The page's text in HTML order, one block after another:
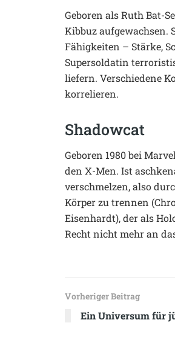
Geboren als Ruth Bat-
Kibbuz aufgewachsen.
Fähigkeiten – Stärke,
Supersoldatin
liefern. Verschiedene
korrelieren.
Shadowcat
Geboren 1980 bei
den X-Men. Ist
verschmelzen, also
Körper zu trennen
Eisenhardt), der als
Recht nicht mehr an
Vorheriger Beitrag
Ein Universum für